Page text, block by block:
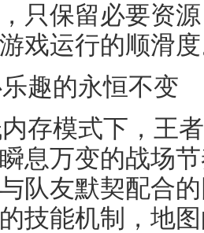
只保留必要资
戏运行的顺滑
趣的永恒不变
存模式下，王
息万变的战场
队友默契配合
技能机制，地